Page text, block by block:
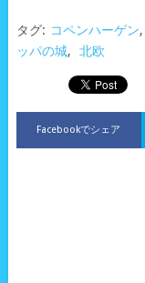
タグ: コペンハーゲン,
ッパの城, 北欧
Facebookでシェア